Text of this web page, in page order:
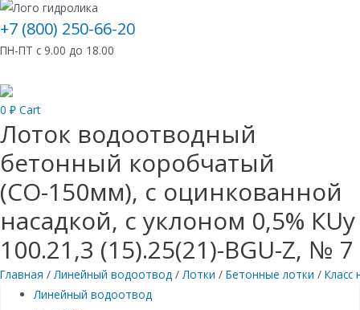
+7 (800) 250-66-20
ПН-ПТ с 9.00 до 18.00
0 ₽ Cart
Лоток водоотводный
бетонный коробчатый
(СО-150мм), с оцинкованной
насадкой, с уклоном 0,5% КUу
100.21,3 (15).25(21)-BGU-Z, № 7
Главная /Линейный водоотвод /Лотки / Бетонные лотки / Класс
Линейный водоотвод